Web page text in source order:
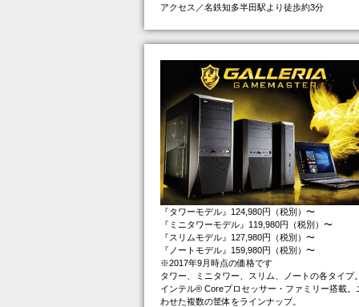
アクセス／名鉄知多半田駅より徒歩約3分
『タワーモデル』124,980円（税別）〜
『ミニタワーモデル』119,980円（税別）〜
『スリムモデル』127,980円（税別）〜
『ノートモデル』159,980円（税別）〜
※2017年9月時点の価格です
タワー、ミニタワー、スリム、ノートの各タイプ
インテル® Coreプロセッサー・ファミリー搭載。
わせた複数の筐体をラインナップ。